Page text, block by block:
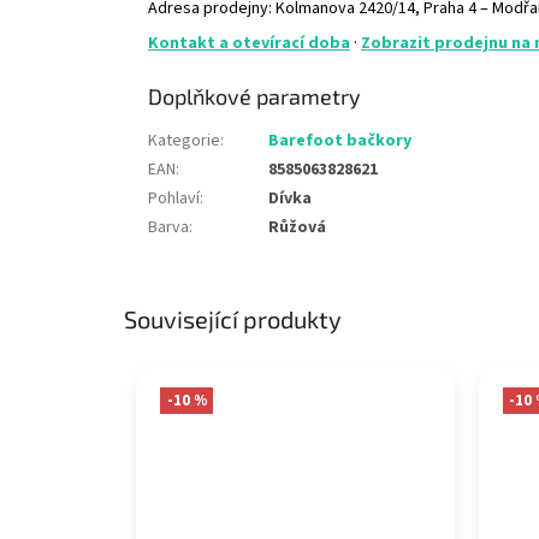
Související produkty
-10 % -10
Adresa prodejny: Kolmanova 2420/14, Praha 4 –
Kontakt a otevírací doba · Zobrazit prodejnu na
Doplňkové parametry
Kategorie:
Barefoot bačkory
EAN:
8585063828621
Pohlaví:
Dívka
Barva: Růžová